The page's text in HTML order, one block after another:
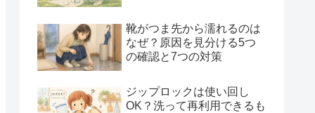
靴がつま先から濡れるのは
なぜ？原因を見分ける5つ
の確認と7つの対策
ジップロックは使い回し
OK？洗って再利用できるも